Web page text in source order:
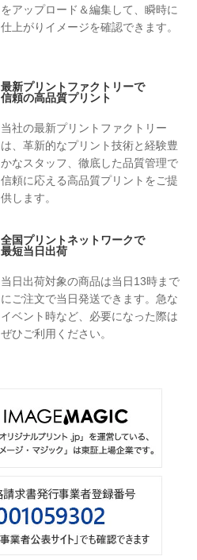
をアップロード＆編集して、瞬時に
仕上がりイメージを確認できます。
最新プリントファクトリーで
信頼の高品質プリント
当社の最新プリントファクトリー
は、革新的なプリント技術と経験豊
かなスタッフ、徹底した品質管理で
信頼に応える高品質プリントをご提
供します。
全国プリントネットワークで
最短当日出荷
当日出荷対象の商品は当日13時まで
にご注文で当日発送できます。急な
イベント時など、必要になった際は
ぜひご利用ください。